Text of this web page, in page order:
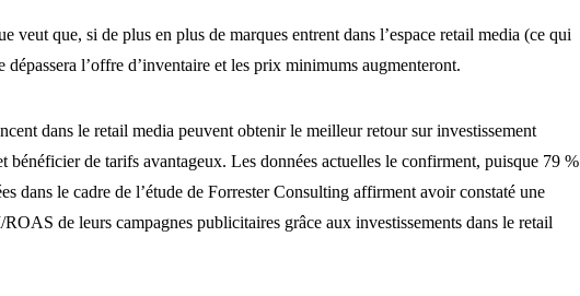
veut que, si de plus en plus de marques entrent dans l’espace retail media (ce qui
dépassera l’offre d’inventaire et les prix minimums augmenteront.
dans le retail media peuvent obtenir le meilleur retour sur investissement
de tarifs avantageux. Les données actuelles le confirment, puisque 79 %
dans le cadre de l’étude de Forrester Consulting affirment avoir constaté une
de leurs campagnes publicitaires grâce aux investissements dans le retail